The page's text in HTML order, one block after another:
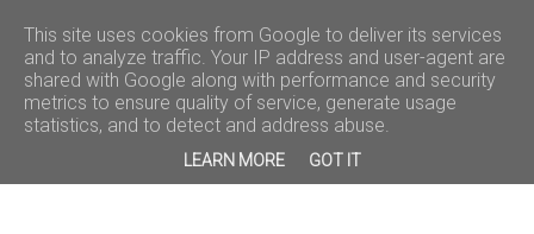
This site uses cookies from Google to deliver its services
and to analyze traffic. Your IP address and user-agent are
shared with Google along with performance and security
metrics to ensure quality of service, generate usage
statistics, and to detect and address abuse.
LEARN MORE GOT IT